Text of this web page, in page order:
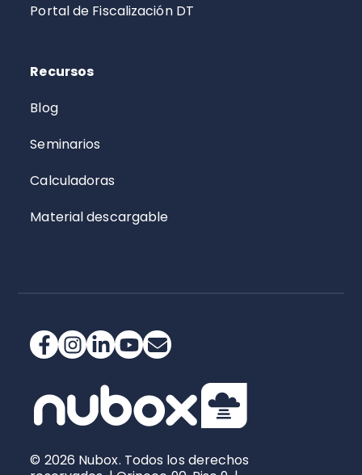
Portal de Fiscalización DT
Recursos
Blog
Seminarios
Calculadoras
Material descargable
© 2026 Nubox. Todos los derechos